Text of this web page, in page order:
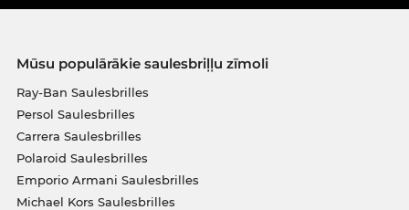
Mūsu populārākie saulesbriļļu zīmoli
Ray-Ban Saulesbrilles
Persol Saulesbrilles
Carrera Saulesbrilles
Polaroid Saulesbrilles
Emporio Armani Saulesbrilles
Michael Kors Saulesbrilles